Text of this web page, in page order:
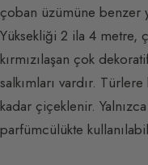
çoban üzümüne benzer
Yüksekliği 2 ila 4 metre,
kırmızılaşan çok
salkımları vardır. Türlere
kadar çiçeklenir.
parfümcülükte